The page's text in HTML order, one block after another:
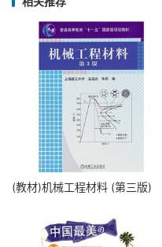
(教材)机械工程材料 (第三版)